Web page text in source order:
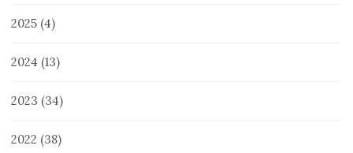
2025 (4)
2024 (13)
2023 (34)
2022 (38)